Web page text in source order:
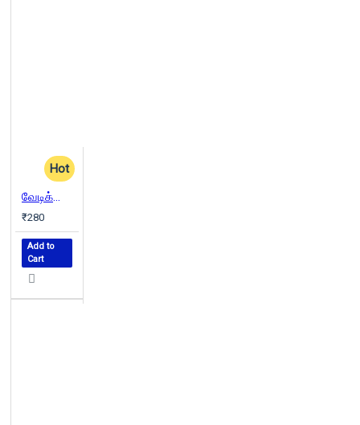
Hot
வேடிக்கை பார்ப்பவன்
₹280
Add to
Cart